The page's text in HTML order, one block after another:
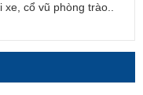
cổ vũ phòng trào..